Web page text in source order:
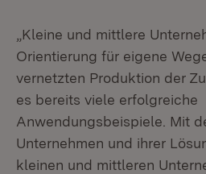
„Kleine und mittlere
Orientierung für eigene
vernetzten Produktion der
es bereits viele erfolgreiche
Anwendungsbeispiele. Mit
Unternehmen und ihrer
kleinen und mittleren